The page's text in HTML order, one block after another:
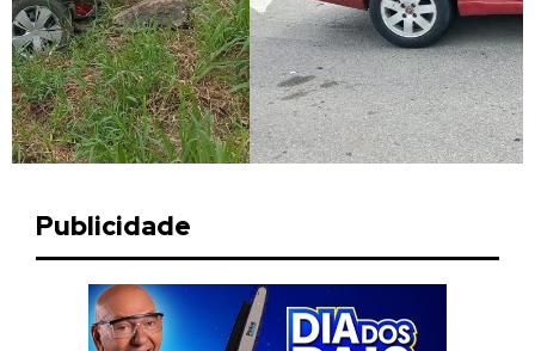
Publicidade